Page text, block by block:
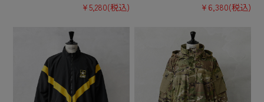
¥5,280(税込) ¥6,380(税込)